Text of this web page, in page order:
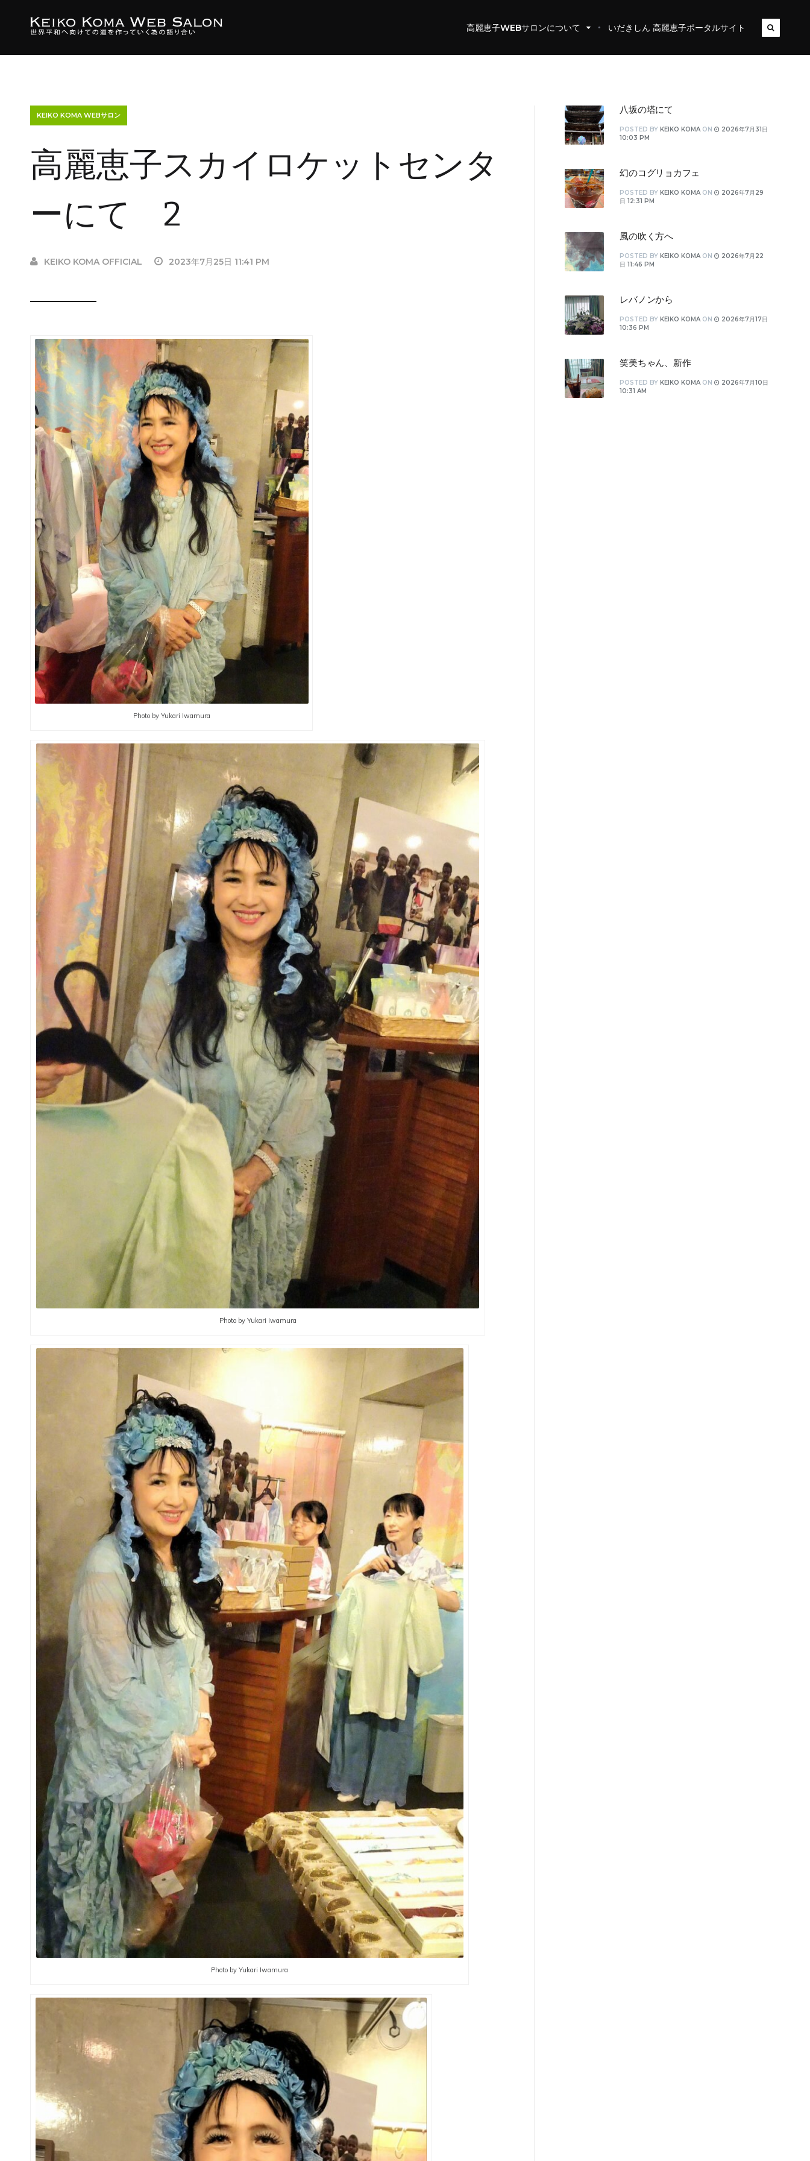
高麗恵子WEBサロンについて いだきしん 高麗恵子ポータルサイト
KEIKO KOMA WEBサロン
高麗恵子スカイロケットセンタ
ーにて 2
KEIKO KOMA OFFICIAL 2023年7月25日 11:41 PM
Photo by Yukari Iwamura
Photo by Yukari Iwamura
Photo by Yukari Iwamura
八坂の塔にて
POSTED BY KEIKO KOMA ON
2026年7月31日
10:03 PM
幻のコグリョカフェ
POSTED BY KEIKO KOMA ON
2026年7月29
日 12:31 PM
風の吹く方へ
POSTED BY KEIKO KOMA ON
2026年7月22
日 11:46 PM
レバノンから
POSTED BY KEIKO KOMA ON
2026年7月17日
10:36 PM
笑美ちゃん、新作
POSTED BY KEIKO KOMA ON
2026年7月10日
10:31 AM